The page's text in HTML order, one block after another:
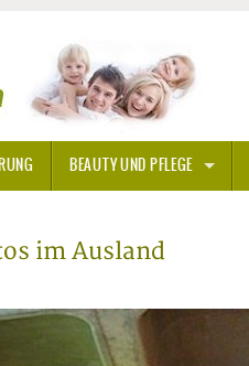
BEAUTY UND PFLEGE
im Ausland